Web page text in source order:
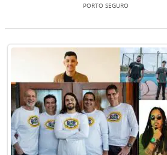
PORTO SEGURO